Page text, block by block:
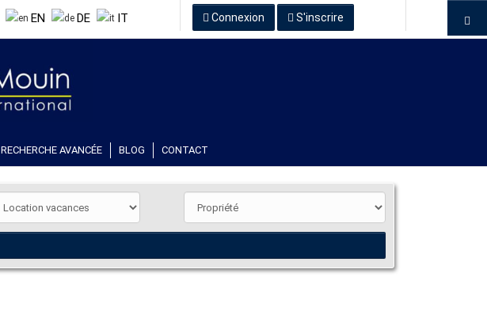
EN DE IT Connexion S'inscrire
RECHERCHE AVANCÉE BLOG CONTACT